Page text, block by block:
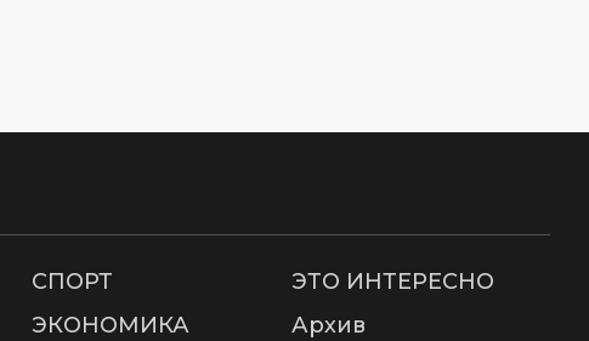
СПОРТ
ЭТО ИНТЕРЕСНО
ЭКОНОМИКА Архив